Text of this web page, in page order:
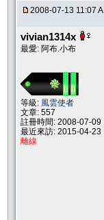
2008-07-13 11:07
vivian1314x
最愛: 阿布.小布
等級: 風雲使者
文章: 557
註冊時間: 2008-07-09
最近來訪: 2015-04-23
離線